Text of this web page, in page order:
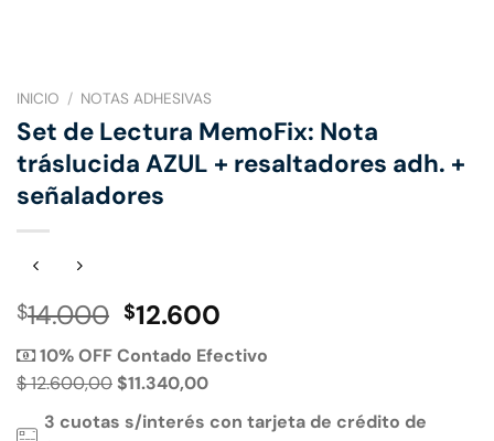
INICIO / NOTAS ADHESIVAS
Set de Lectura MemoFix: Nota
tráslucida AZUL + resaltadores adh. +
señaladores
$14.000 El
precio
original
era:
$14.000.
$12.600
precio
actual
$12.600.
10% OFF Contado Efectivo
$ 12.600,00 $11.340,00
3 cuotas s/interés con tarjeta de crédito de